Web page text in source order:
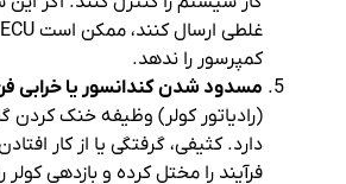
کمپرسور را ندهد.
مسدود شدن کندانسور یا خرابی
(رادیاتور کولر) وظیفه خنک کردن
دارد. کثیفی، گرفتگی یا از کار
فرآیند را مختل کرده و بازدهی